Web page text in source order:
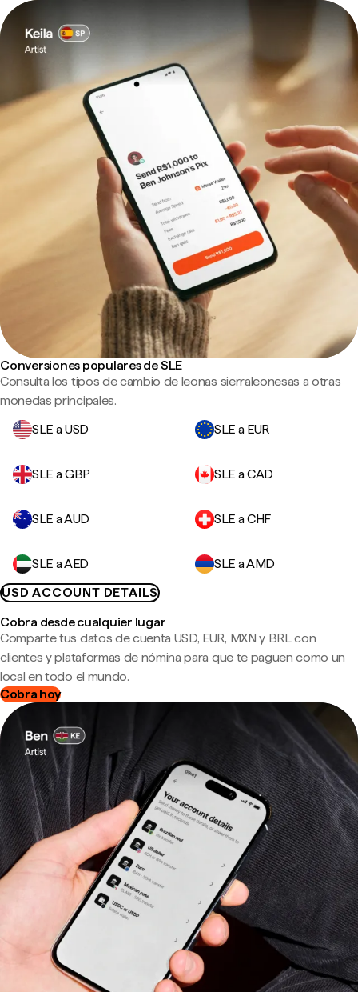
Conversiones populares de SLE
Consulta los tipos de cambio de leonas sierraleonesas a otras
monedas principales.
SLE a USD
SLE a EUR
SLE a GBP SLE a CAD
SLE a AUD SLE a CHF
SLE a AED
SLE a AMD
USD ACCOUNT DETAILS
Cobra desde cualquier lugar
Comparte tus datos de cuenta USD, EUR, MXN y BRL con
clientes y plataformas de nómina para que te paguen como un
local en todo el mundo.
Cobra hoy